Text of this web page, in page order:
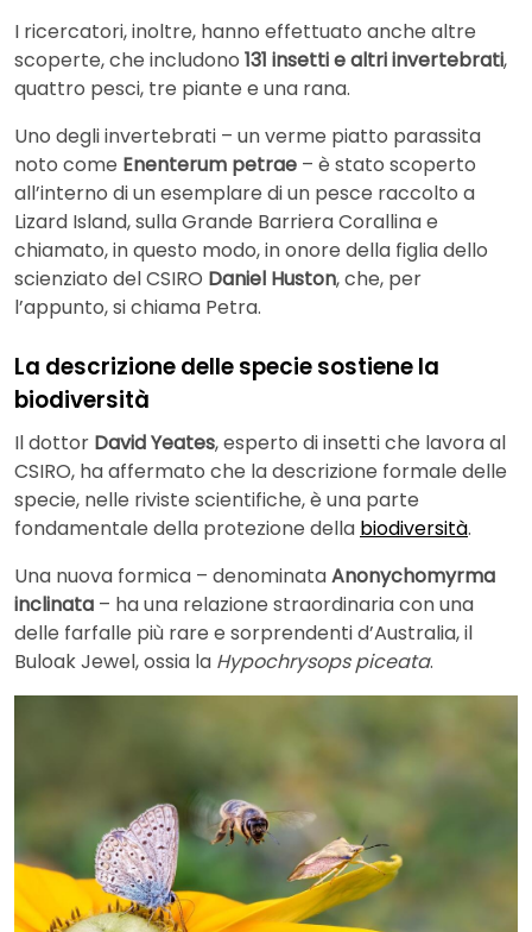
I ricercatori, inoltre, hanno effettuato anche altre
scoperte, che includono 131 insetti e altri invertebrati,
quattro pesci, tre piante e una rana.
Uno degli invertebrati – un verme piatto parassita
noto come Enenterum petrae – è stato scoperto
all’interno di un esemplare di un pesce raccolto a
Lizard Island, sulla Grande Barriera Corallina e
chiamato, in questo modo, in onore della figlia dello
scienziato del CSIRO Daniel Huston, che, per
l’appunto, si chiama Petra.
La descrizione delle specie sostiene la
biodiversità
Il dottor David Yeates, esperto di insetti che lavora al
CSIRO, ha affermato che la descrizione formale delle
specie, nelle riviste scientifiche, è una parte
fondamentale della protezione della biodiversità.
Una nuova formica – denominataAnonychomyrma
inclinata – ha una relazione straordinaria con una
delle farfalle più rare e sorprendenti d’Australia, il
Buloak Jewel, ossia la Hypochrysops piceata.